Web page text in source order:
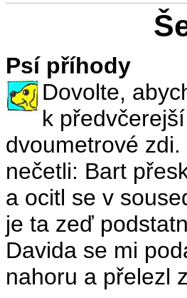
Psí příhody
Dovolte,
k
dvoumetrové
nečetli: Bart
a ocitl se v
je ta zeď
Davida se mi
nahoru a přelezl